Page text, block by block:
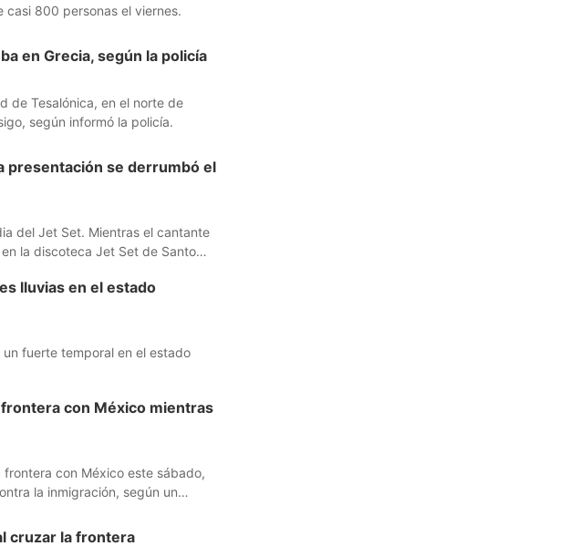
casi 800 personas el viernes.
en Grecia, según la policía
de Tesalónica, en el norte de
según informó la policía.
presentación se derrumbó el
del Jet Set. Mientras el cantante
la discoteca Jet Set de Santo
lluvias en el estado
fuerte temporal en el estado
con México mientras
con México este sábado,
la inmigración, según un
cruzar la frontera